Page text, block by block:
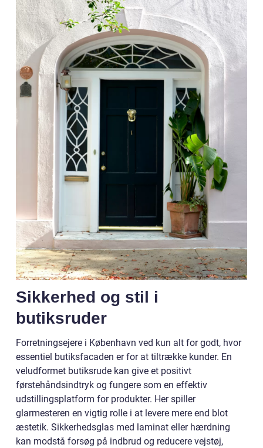
Sikkerhed og stil i
butiksruder
Forretningsejere i København ved kun alt for godt, hvor
essentiel butiksfacaden er for at tiltrække kunder. En
veludformet butiksrude kan give et positivt
førstehåndsindtryk og fungere som en effektiv
udstillingsplatform for produkter. Her spiller
glarmesteren en vigtig rolle i at levere mere end blot
æstetik. Sikkerhedsglas med laminat eller hærdning
kan modstå forsøg på indbrud og reducere vejstøj,